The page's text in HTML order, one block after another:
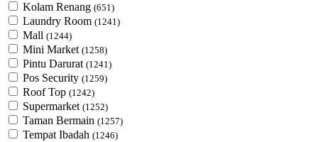
Kolam Renang (651)
Laundry Room (1241)
Mall (1244)
Mini Market (1258)
Pintu Darurat (1241)
Pos Security (1259)
Roof Top (1242)
Supermarket (1252)
Taman Bermain (1257)
Tempat Ibadah (1246)